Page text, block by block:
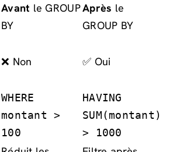
Avant le GROUP
BY
Après le
GROUP BY
❌ Non ✅ Oui
WHERE
montant >
100
HAVING
SUM(montant)
> 1000